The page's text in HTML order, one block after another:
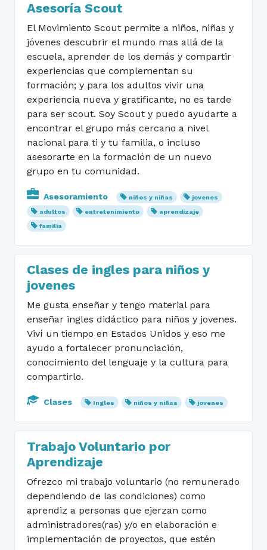
Asesoría Scout
El Movimiento Scout permite a niños, niñas y
jóvenes descubrir el mundo mas allá de la
escuela, aprender de los demás y compartir
experiencias que complementan su
formación; y para los adultos vivir una
experiencia nueva y gratificante, no es tarde
para ser scout. Soy Scout y puedo ayudarte a
encontrar el grupo más cercano a nivel
nacional para ti y tu familia, o incluso
asesorarte en la formación de un nuevo
grupo en tu comunidad.
Asesoramiento niños y niñas
jovenes
adultos
entretenimiento
aprendizaje
familia
Clases de ingles para niños y
jovenes
Me gusta enseñar y tengo material para
enseñar ingles didáctico para niños y jovenes.
Viví un tiempo en Estados Unidos y eso me
ayudo a fortalecer pronunciación,
conocimiento del lenguaje y la cultura para
compartirlo.
Clases Ingles niños y niñas jovenes
Trabajo Voluntario por
Aprendizaje
Ofrezco mi trabajo voluntario (no remunerado
dependiendo de las condiciones) como
aprendiz a personas que ejerzan como
administradores(ras) y/o en elaboración e
implementación de proyectos, que estén